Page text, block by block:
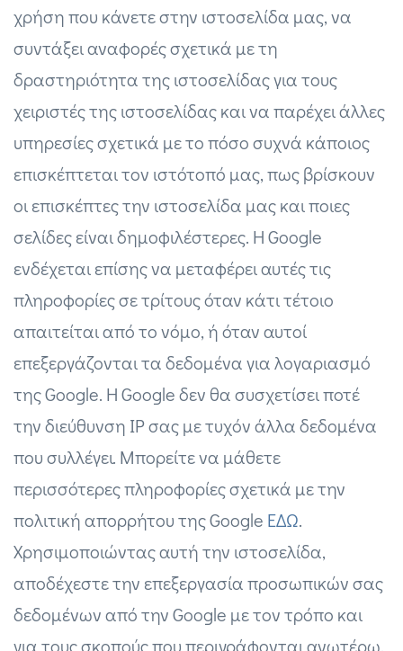
χρήση που κάνετε στην ιστοσελίδα μας, να
συντάξει αναφορές σχετικά με τη
δραστηριότητα της ιστοσελίδας για τους
χειριστές της ιστοσελίδας και να παρέχει άλλες
υπηρεσίες σχετικά με το πόσο συχνά κάποιος
επισκέπτεται τον ιστότοπό μας, πως βρίσκουν
οι επισκέπτες την ιστοσελίδα μας και ποιες
σελίδες είναι δημοφιλέστερες. Η Google
ενδέχεται επίσης να μεταφέρει αυτές τις
πληροφορίες σε τρίτους όταν κάτι τέτοιο
απαιτείται από το νόμο, ή όταν αυτοί
επεξεργάζονται τα δεδομένα για λογαριασμό
της Google. Η Google δεν θα συσχετίσει ποτέ
την διεύθυνση IP σας με τυχόν άλλα δεδομένα
που συλλέγει. Μπορείτε να μάθετε
περισσότερες πληροφορίες σχετικά με την
πολιτική απορρήτου της Google ΕΔΩ.
Χρησιμοποιώντας αυτή την ιστοσελίδα,
αποδέχεστε την επεξεργασία προσωπικών σας
δεδομένων από την Google με τον τρόπο και
για τους σκοπούς που περιγράφονται ανωτέρω.